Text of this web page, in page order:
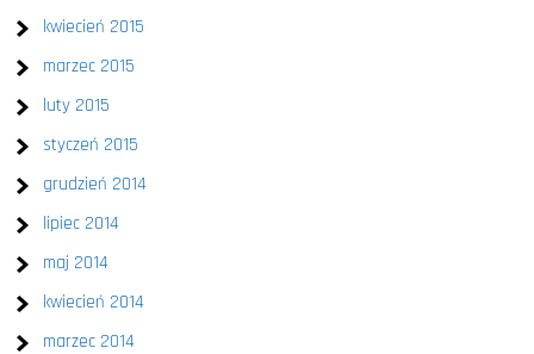
kwiecień 2015
marzec 2015
luty 2015
styczeń 2015
grudzień 2014
lipiec 2014
maj 2014
kwiecień 2014
marzec 2014